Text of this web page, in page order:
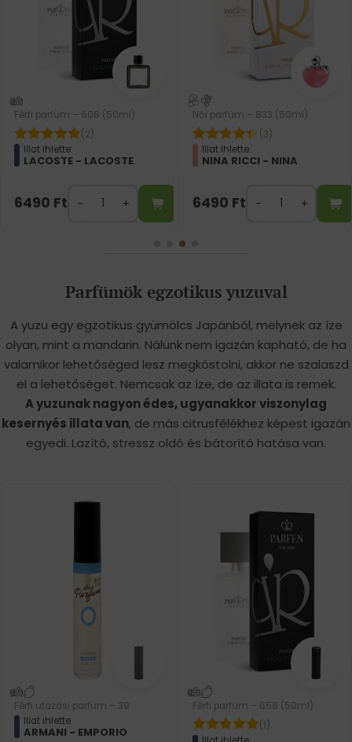
Férfi parfüm – 608 (50ml)
(2)
Illat ihlette:
LACOSTE - LACOSTE
6490 Ft
Női parfüm – 833 (50ml)
(3)
Illat ihlette:
NINA RICCI - NINA
6490 Ft
Parfümök egzotikus yuzuval
A yuzu egy egzotikus gyümölcs Japánból, melynek az íze
olyan, mint a mandarin. Nálunk nem igazán kapható, de ha
valamikor lehetőséged lesz megkóstolni, akkor ne szalaszd
el a lehetőséget. Nemcsak az íze, de az illata is remek.
A yuzunak nagyon édes, ugyanakkor viszonylag
kesernyés illata van, de más citrusfélékhez képest igazán
egyedi. Lazító, stressz oldó és bátorító hatása van.
Férfi utazási parfüm – 39
Illat ihlette:
ARMANI - EMPORIO
Férfi parfüm – 658 (50ml)
(1)